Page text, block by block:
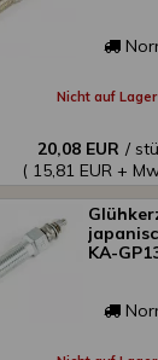
Nicht auf Lager
20,08 EUR /
( 15,81 EUR +
KA-